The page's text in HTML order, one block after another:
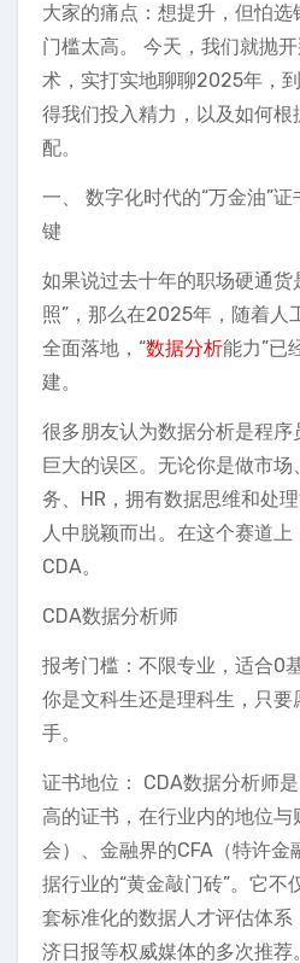
大家的痛点：想提升，但怕
门槛太高。 今天，我们就抛
术，实打实地聊聊2025年，
得我们投入精力，以及如何
配。
一、 数字化时代的“万金油”
键
如果说过去十年的职场硬通货
照”，那么在2025年，随着人
全面落地，“数据分析能力”已
建。
很多朋友认为数据分析是程
巨大的误区。无论你是做市
务、HR，拥有数据思维和处
人中脱颖而出。在这个赛道
CDA。
CDA数据分析师
报考门槛：不限专业，适合0
你是文科生还是理科生，只
手。
证书地位： CDA数据分析师
高的证书，在行业内的地位与
会）、金融界的CFA（特许金
据行业的“黄金敲门砖”。它不
套标准化的数据人才评估体
济日报等权威媒体的多次推荐。